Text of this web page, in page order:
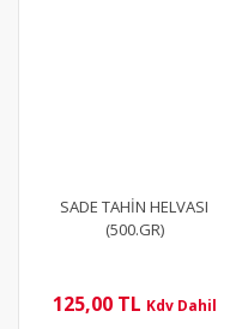
SADE TAHİN HELVASI
(500.GR)
125,00 TL Kdv Dahil